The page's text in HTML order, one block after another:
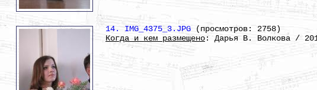
14. IMG_4375_3.JPG (просмотров: 2758)
Когда и кем размещено: Дарья В. Волкова /